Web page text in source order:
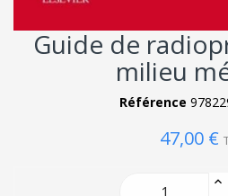
Guide de
milieu
Référence
47,00 €